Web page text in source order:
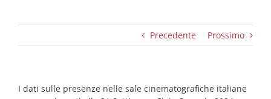
Precedente Prossimo
I dati sulle presenze nelle sale cinematografiche italiane